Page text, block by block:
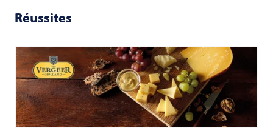
Réussites